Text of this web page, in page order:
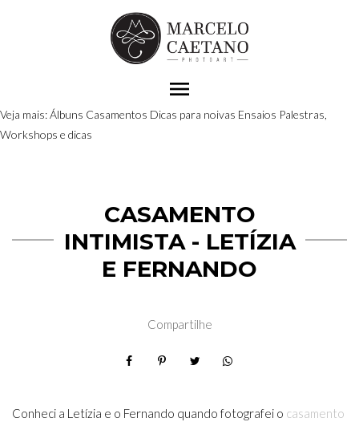
menu
Veja mais:Álbuns Casamentos Dicas para noivas Ensaios Palestras,
Workshops e dicas
CASAMENTO
INTIMISTA - LETÍZIA
E FERNANDO
Compartilhe
Conheci a Letízia e o Fernando quando fotografei o casamento